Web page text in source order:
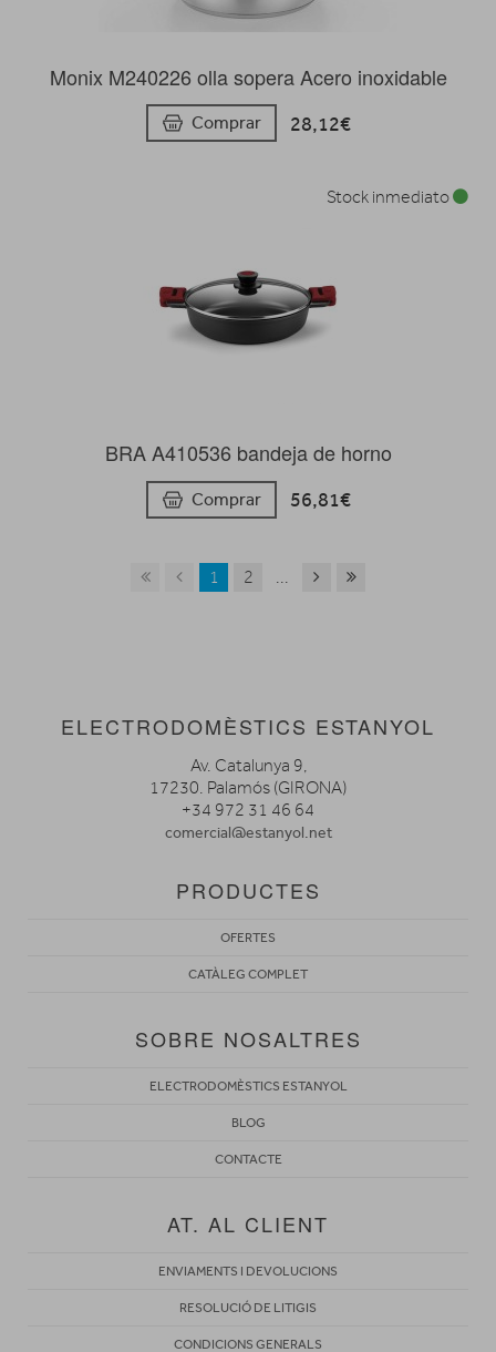
Monix M240226 olla sopera Acero inoxidable
Comprar 28,12€
BRA A410536 bandeja de horno
Comprar 56,81€
Stock inmediato
1 2
ELECTRODOMÈSTICS ESTANYOL
Av. Catalunya 9,
17230. Palamós (GIRONA)
+34 972 31 46 64
comercial@estanyol.net
PRODUCTES
OFERTES
CATÀLEG COMPLET
SOBRE NOSALTRES
ELECTRODOMÈSTICS ESTANYOL
BLOG
CONTACTE
AT. AL CLIENT
ENVIAMENTS I DEVOLUCIONS
RESOLUCIÓ DE LITIGIS
CONDICIONS GENERALS